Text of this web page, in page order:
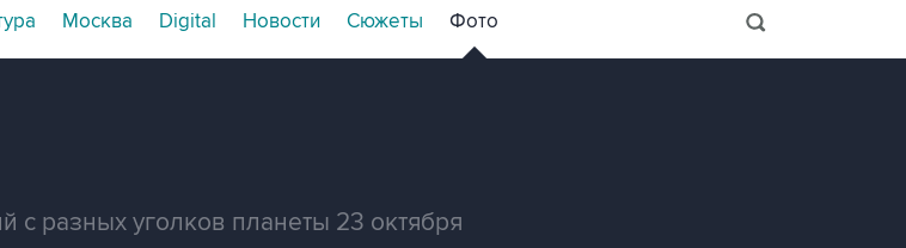
Москва Digital Новости Сюжеты Фото
с разных уголков планеты 23 октября